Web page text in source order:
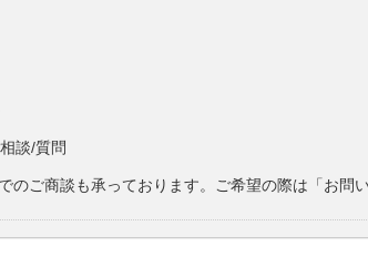
談/質問
のご商談も承っております。ご希望の際は「お問